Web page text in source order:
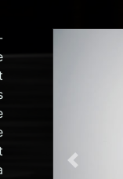
Previous